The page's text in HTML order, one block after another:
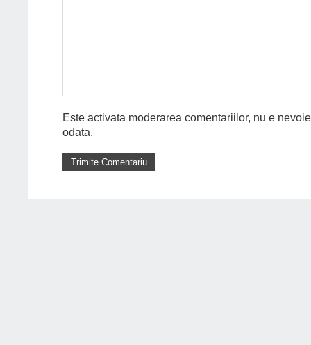
Este activata moderarea comentariilor, nu e
odata.